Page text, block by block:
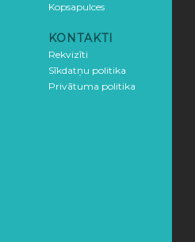
Kopsapulces
KONTAKTI
Rekvizīti
Sīkdatņu politika
Privātuma politika